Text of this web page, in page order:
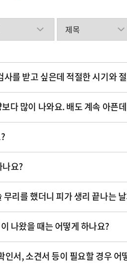
사를 받고 싶은데 적절한 시기와
다 많이 나와요. 배도 계속 아픈
요?
리를 했더니 피가 생리 끝나는
나왔을 때는 어떻게 하나요?
인서, 소견서 등이 필요할 경우 어